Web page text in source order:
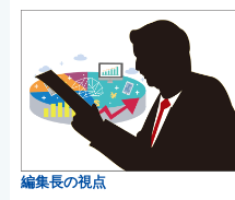
編集長の視点